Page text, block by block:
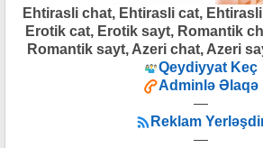
Ehtirasli chat, Ehtirasli cat,
Erotik cat, Erotik sayt, Romantik
Romantik sayt, Azeri chat, Azeri
Qeydiyyat Keç
Adminlə Əlaqə
—
Reklam
—